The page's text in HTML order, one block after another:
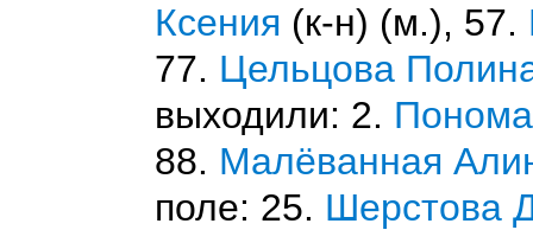
Ксения (к-н) (м.), 57.
77. Цельцова
выходили: 2.
88. Малёванная
поле: 25. Шерстова